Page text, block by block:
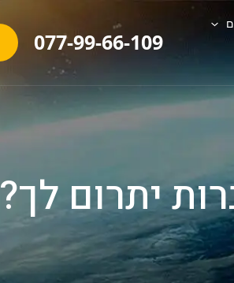
077-99-66-109
יתרום לך?